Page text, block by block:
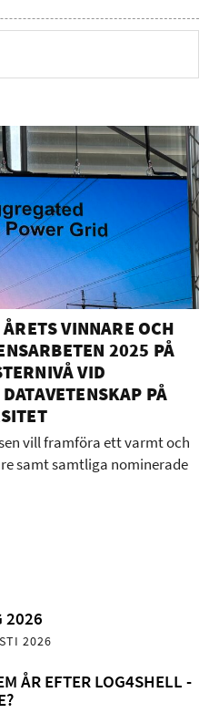
VINNARE OCH
2025 PÅ
VID
PÅ
vill framföra ett varmt och
samt samtliga nominerade
2026
2026
ÅR EFTER LOG4SHELL -